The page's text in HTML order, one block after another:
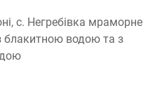
с. Негребівка мраморне
блакитною водою та з